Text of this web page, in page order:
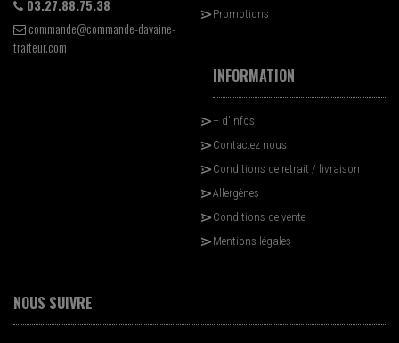
03.27.88.75.38
commande@commande-davaine-
traiteur.com
Promotions
INFORMATION
+ d'infos
Contactez nous
Conditions de retrait / livraison
Allergènes
Conditions de vente
Mentions légales
NOUS SUIVRE